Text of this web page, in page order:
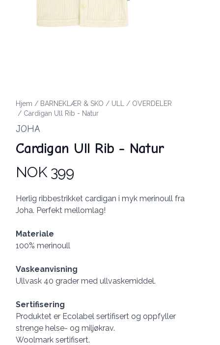
Hjem / BARNEKLÆR & SKO / ULL / OVERDELER
/ Cardigan Ull Rib - Natur
JOHA
Cardigan Ull Rib - Natur
Produktdetaljer
NOK 399
Description
Herlig ribbestrikket cardigan i myk merinoull fra
Joha. Perfekt mellomlag!
Materiale
100% merinoull
Vaskeanvisning
Ullvask 40 grader med ullvaskemiddel.
Sertifisering
Produktet er Ecolabel sertifisert og oppfyller
strenge helse- og miljøkrav.
Woolmark sertifisert.